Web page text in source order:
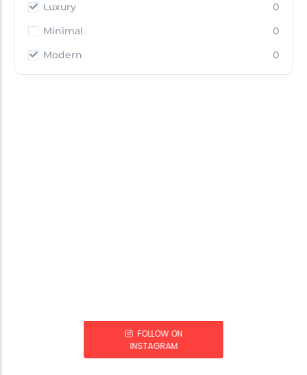
Luxury
0
Minimal
0
Modern
0
FOLLOW ON
INSTAGRAM